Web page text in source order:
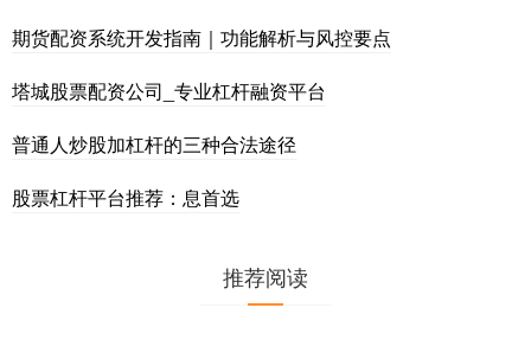
期货配资系统开发指南｜功能解析与风控要点
塔城股票配资公司_专业杠杆融资平台
普通人炒股加杠杆的三种合法途径
股票杠杆平台推荐：息首选
推荐阅读